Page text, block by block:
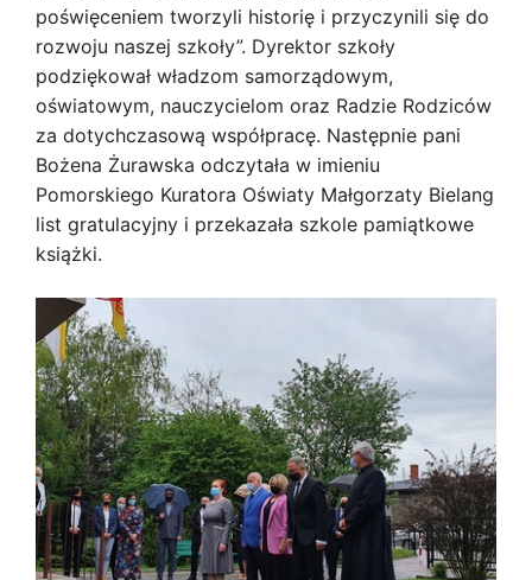
poświęceniem tworzyli historię i przyczynili się do
rozwoju naszej szkoły”. Dyrektor szkoły
podziękował władzom samorządowym,
oświatowym, nauczycielom oraz Radzie Rodziców
za dotychczasową współpracę. Następnie pani
Bożena Żurawska odczytała w imieniu
Pomorskiego Kuratora Oświaty Małgorzaty Bielang
list gratulacyjny i przekazała szkole pamiątkowe
książki.